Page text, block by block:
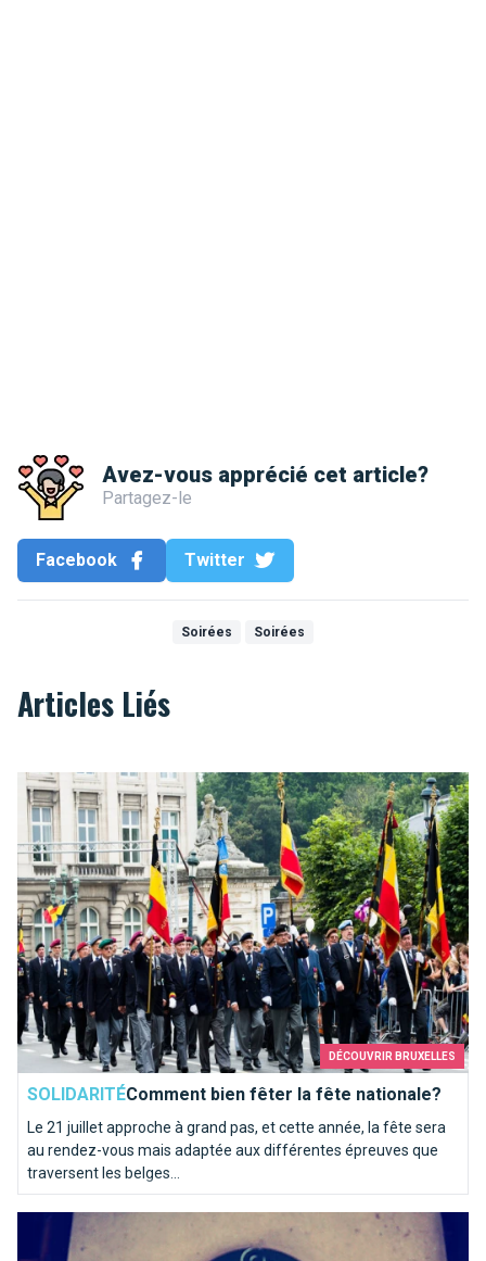
Avez-vous apprécié cet article?
Partagez-le
Facebook Twitter
Soirées Soirées
Articles Liés
DÉCOUVRIR BRUXELLES
SOLIDARITÉComment bien fêter la fête nationale?
Le 21 juillet approche à grand pas, et cette année, la fête sera
au rendez-vous mais adaptée aux différentes épreuves que
traversent les belges...
Comment bien fêter la fête nationale?
Paris, c’est Bruxelles : la preuve !